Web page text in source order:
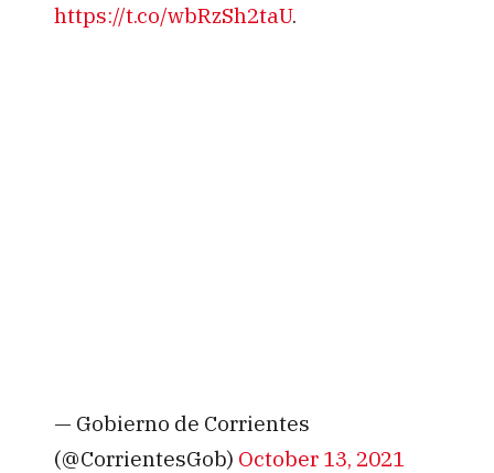
https://t.co/wbRzSh2taU.
— Gobierno de Corrientes
(@CorrientesGob) October 13, 2021